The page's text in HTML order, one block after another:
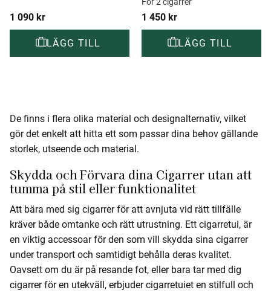
1 090 kr 1 450 kr
De finns i flera olika material och designalternativ, vilket
gör det enkelt att hitta ett som passar dina behov gällande
storlek, utseende och material.
Skydda och Förvara dina Cigarrer utan att
tumma på stil eller funktionalitet
Att bära med sig cigarrer för att avnjuta vid rätt tillfälle
kräver både omtanke och rätt utrustning. Ett cigarretui, är
en viktig accessoar för den som vill skydda sina cigarrer
under transport och samtidigt behålla deras kvalitet.
Oavsett om du är på resande fot, eller bara tar med dig
cigarrer för en utekväll, erbjuder cigarretuiet en stilfull och